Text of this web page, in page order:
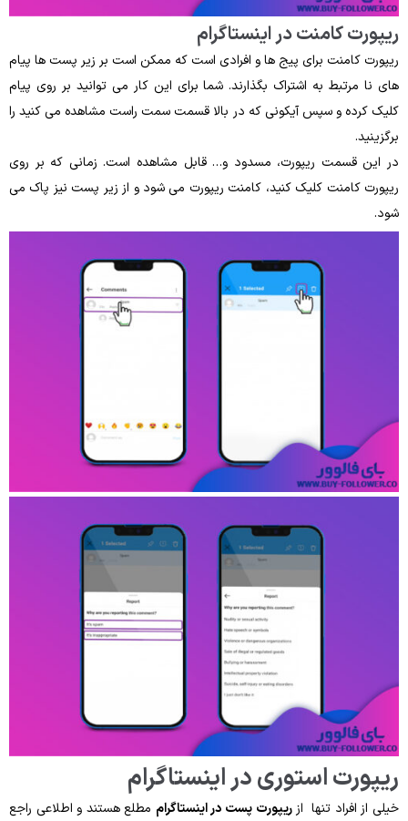
ریپورت کامنت در اینستاگرام
ریپورت کامنت برای پیج ها و افرادی است که ممکن است بر زیر پست‌ ها پیام‌
های نا مرتبط به اشتراک بگذارند. شما برای این کار می‌ توانید بر روی پیام
کلیک کرده و سپس آیکونی که در بالا قسمت سمت راست مشاهده می کنید را
برگزینید.
در این قسمت ریپورت، مسدود و… قابل‌ مشاهده است. زمانی‌ که بر روی
ریپورت کامنت کلیک کنید، کامنت ریپورت می‌ شود و از زیر پست نیز پاک می‌
شود.
ریپورت استوری در اینستاگرام
خیلی از افراد تنها ازریپورت پست در اینستاگرام مطلع هستند و اطلاعی راجع